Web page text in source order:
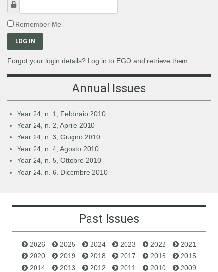
Remember Me
LOG IN
Forgot your login details? Log in to EGO and retrieve them.
Annual Issues
Year 24, n. 1, Febbraio 2010
Year 24, n. 2, Aprile 2010
Year 24, n. 3, Giugno 2010
Year 24, n. 4, Agosto 2010
Year 24, n. 5, Ottobre 2010
Year 24, n. 6, Dicembre 2010
Past Issues
2026 2025 2024 2023 2022
2021
2020
2019 2018 2017 2016
2015
2014
2013 2012 2011 2010
2009